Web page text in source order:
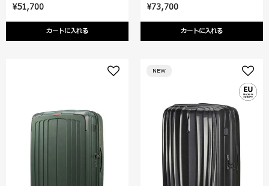
¥51,700
カートに入れる
¥73,700
カートに入れる
NEW